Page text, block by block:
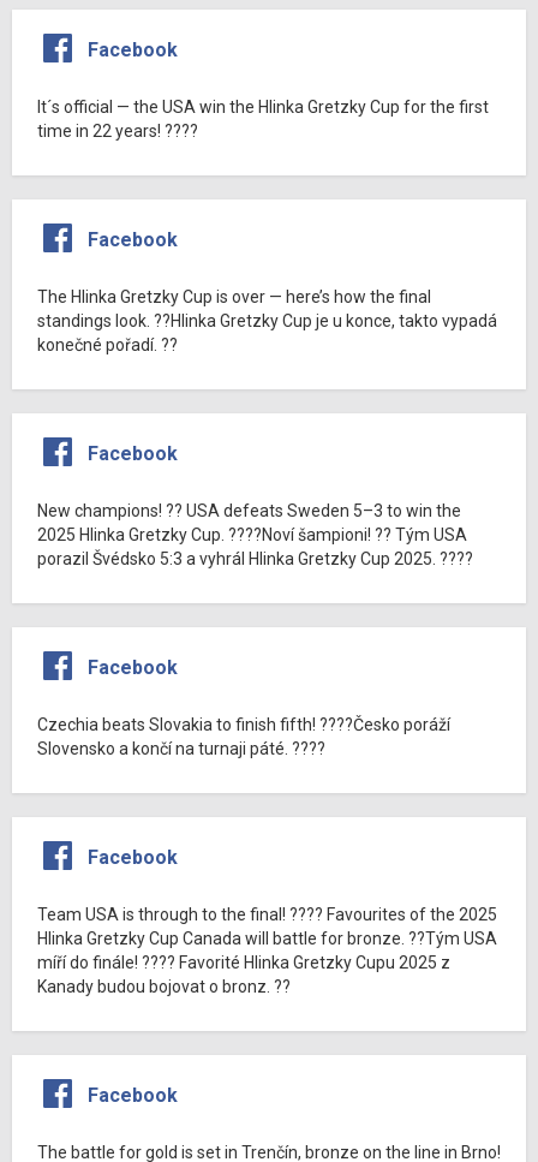
Facebook
It´s official — the USA win the Hlinka Gretzky Cup for the first
time in 22 years! ????
Facebook
The Hlinka Gretzky Cup is over — here’s how the final
standings look. ??Hlinka Gretzky Cup je u konce, takto vypadá
konečné pořadí. ??
Facebook
New champions! ?? USA defeats Sweden 5–3 to win the
2025 Hlinka Gretzky Cup. ????Noví šampioni! ?? Tým USA
porazil Švédsko 5:3 a vyhrál Hlinka Gretzky Cup 2025. ????
Facebook
Czechia beats Slovakia to finish fifth! ????Česko poráží
Slovensko a končí na turnaji páté. ????
Facebook
Team USA is through to the final! ???? Favourites of the 2025
Hlinka Gretzky Cup Canada will battle for bronze. ??Tým USA
míří do finále! ???? Favorité Hlinka Gretzky Cupu 2025 z
Kanady budou bojovat o bronz. ??
Facebook
The battle for gold is set in Trenčín, bronze on the line in Brno!